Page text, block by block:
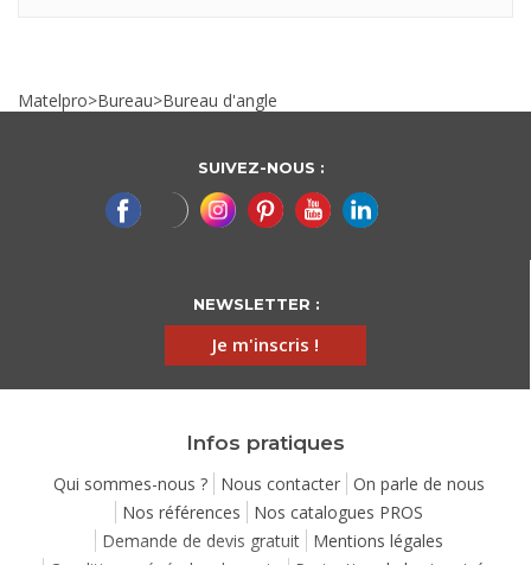
Matelpro>Bureau>Bureau d'angle
SUIVEZ-NOUS :
NEWSLETTER :
Je m'inscris !
Infos pratiques
Qui sommes-nous ? Nous contacter
On parle de nous
Nos références
Nos catalogues PROS
Demande de devis gratuit
Mentions légales